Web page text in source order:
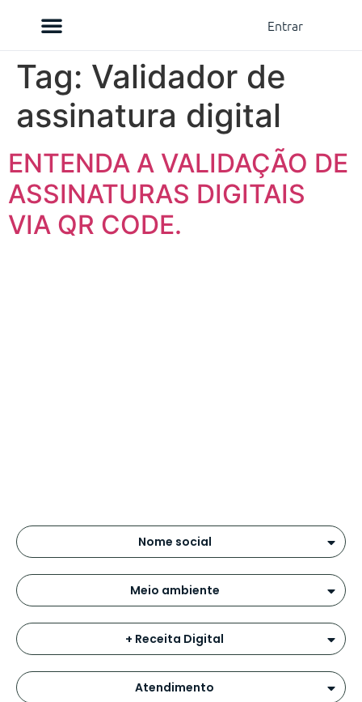
Entrar
Tag: Validador de
assinatura digital
ENTENDA A VALIDAÇÃO DE
ASSINATURAS DIGITAIS
VIA QR CODE.
Nome social
Meio ambiente
+ Receita Digital
Atendimento